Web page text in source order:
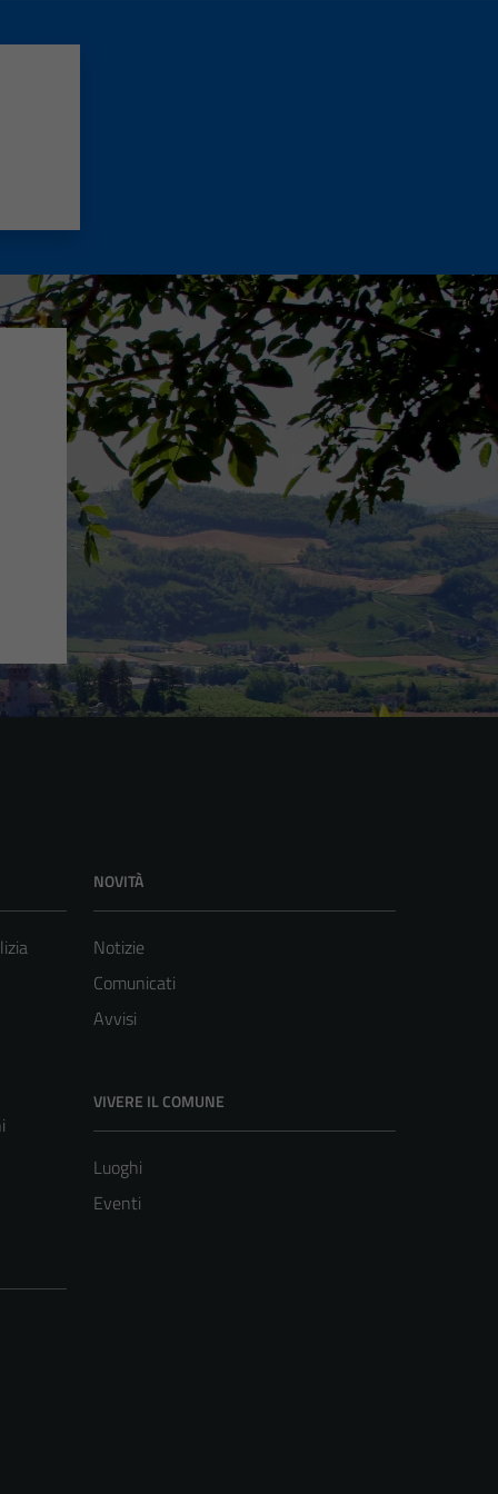
NOVITÀ
Notizie
Comunicati
Avvisi
VIVERE IL COMUNE
Luoghi
Eventi